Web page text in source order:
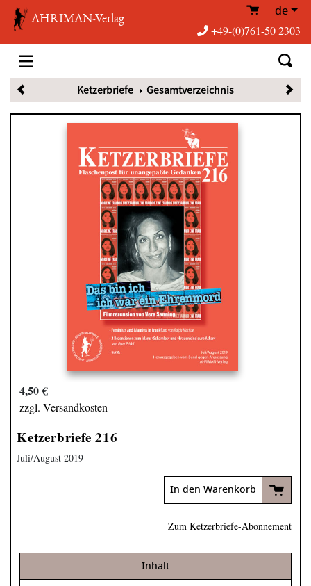
AHRIMAN-Verlag de
+49-(0)761-50 2303
Ketzerbriefe Gesamtverzeichnis
4,50 €
zzgl. Versandkosten
Ketzerbriefe 216
Juli/August 2019
In den Warenkorb
Zum Ketzerbriefe-Abonnement
Inhalt